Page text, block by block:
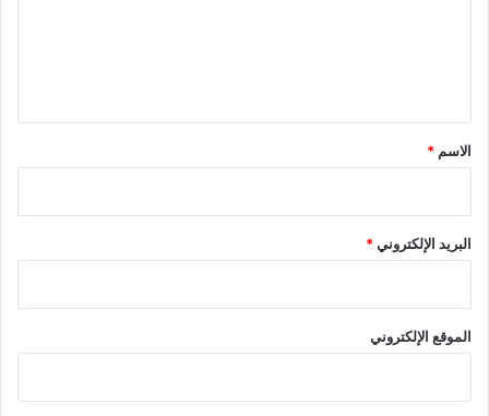
*
الاسم *
البريد الإلكتروني*
الموقع الإلكتروني